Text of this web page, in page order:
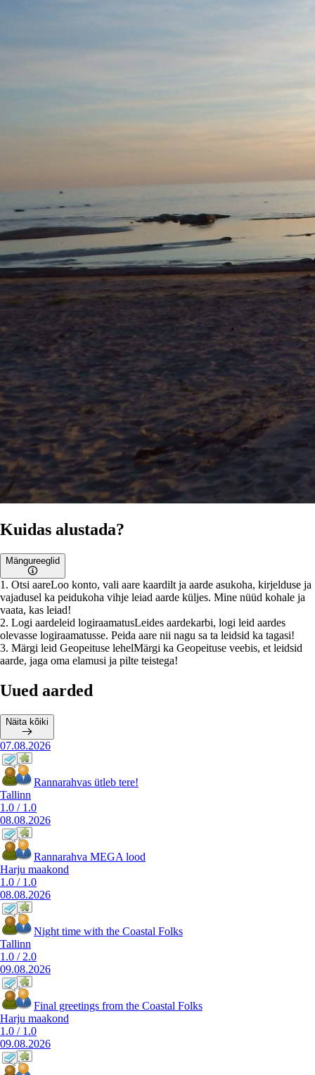
Kuidas alustada?
Mängureeglid
1 . Otsi aareLoo konto, vali aare kaardilt ja aarde asukoha, kirjelduse ja
vajadusel ka peidukoha vihje leiad aarde küljes. Mine nüüd kohale ja
vaata, kas leiad!
2. Logi aardeleid logiraamatusLeides aardekarbi, logi leid aardes
olevasse logiraamatusse. Peida aare nii nagu sa ta leidsid ka tagasi!
3. Märgi leid Geopeituse lehelMärgi ka Geopeituse veebis, et leidsid
aarde, jaga oma elamusi ja pilte teistega!
Uued aarded
Näita kõiki
07.08.2026
Rannarahvas ütleb tere!
Tallinn
1.0 / 1.0
08.08.2026
Rannarahva MEGA lood
Harju maakond
1.0 / 1.0
08.08.2026
Night time with the Coastal Folks
Tallinn
1.0 / 2.0
09.08.2026
Final greetings from the Coastal Folks
Harju maakond
1.0 / 1.0
09.08.2026